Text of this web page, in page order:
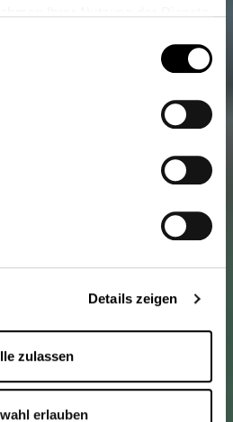
Sie unter
Datenschutz
Details zeigen
zulassen
erlauben